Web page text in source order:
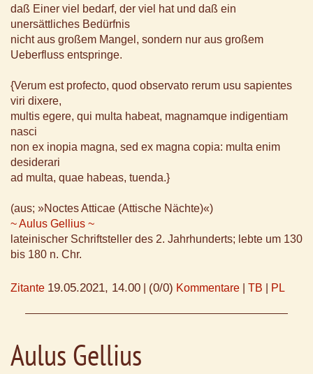
daß Einer viel bedarf, der viel hat und daß ein
unersättliches Bedürfnis
nicht aus großem Mangel, sondern nur aus großem
Ueberfluss entspringe.
{Verum est profecto, quod observato rerum usu sapientes
viri dixere,
multis egere, qui multa habeat, magnamque indigentiam
nasci
non ex inopia magna, sed ex magna copia: multa enim
desiderari
ad multa, quae habeas, tuenda.}
(aus; »Noctes Atticae (Attische Nächte)«)
~ Aulus Gellius ~
lateinischer Schriftsteller des 2. Jahrhunderts; lebte um 130
bis 180 n. Chr.
Zitante 19.05.2021, 14.00 (0/0) Kommentare TB PL
Aulus Gellius